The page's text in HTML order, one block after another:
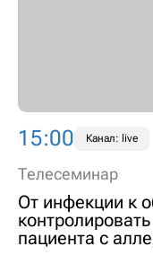
15:00 Канал: live
Телесеминар
От инфекции к
пациента с